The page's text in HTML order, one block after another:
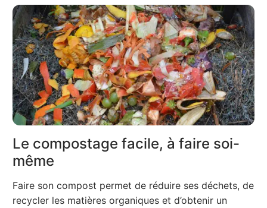
Le compostage facile, à faire soi-
même
Faire son compost permet de réduire ses déchets, de
recycler les matières organiques et d’obtenir un